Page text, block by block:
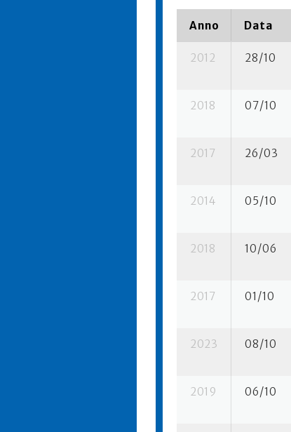
Anno Data
2012 28/10
2018 07/10
2017 26/03
2014 05/10
2018 10/06
2017 01/10
2023 08/10
2019 06/10